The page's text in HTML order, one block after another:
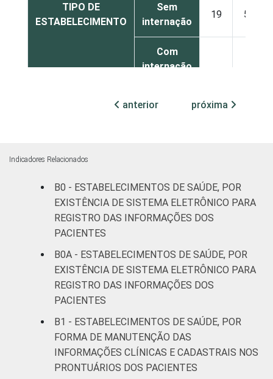
TIPO DE
ESTABELECIMENTO
Sem
internação
19 59
Com
internação
Serviço de
apoio à
15
IDENTIFICAÇÃO DE
UNIDADE BÁSICA
DE SAÚDE
UBS 28 46
LOCALIZAÇÃO Capital
Interior
anterior próxima
Indicadores Relacionados
B0 - ESTABELECIMENTOS DE SAÚDE, POR
EXISTÊNCIA DE SISTEMA ELETRÔNICO PARA
REGISTRO DAS INFORMAÇÕES DOS
PACIENTES
B0A - ESTABELECIMENTOS DE SAÚDE, POR
EXISTÊNCIA DE SISTEMA ELETRÔNICO PARA
REGISTRO DAS INFORMAÇÕES DOS
PACIENTES
B1 - ESTABELECIMENTOS DE SAÚDE, POR
FORMA DE MANUTENÇÃO DAS
INFORMAÇÕES CLÍNICAS E CADASTRAIS NOS
PRONTUÁRIOS DOS PACIENTES